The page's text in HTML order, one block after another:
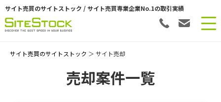
サイト売買のサイトストック / サイト売買専業企業No.1の取引実績
サイト売買のサイトストック ＞ サイト売却
売却案件一覧